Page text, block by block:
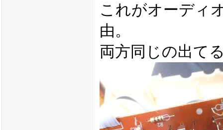
これがオーディ
由。
両方同じの出て